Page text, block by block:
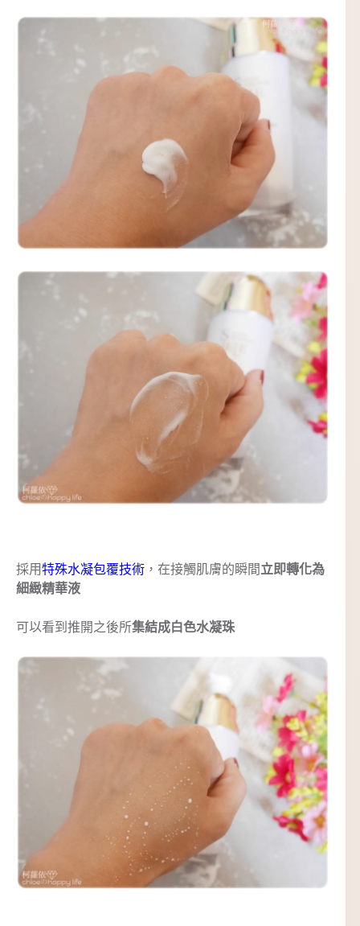
採用特殊水凝包覆技術 ，在接觸肌膚的瞬間立即轉化為
細緻精華液
可以看到推開之後所集結成白色水凝珠